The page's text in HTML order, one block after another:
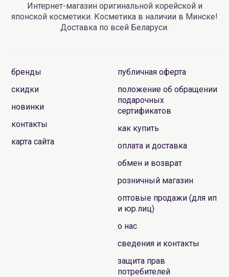
Интернет-магазин оригинальной корейской и
японской косметики. Косметика в наличии в Минске!
Доставка по всей Беларуси.
бренды
скидки
новинки
контакты
карта сайта
публичная оферта
положение об обращении
подарочных
сертификатов
как купить
оплата и доставка
обмен и возврат
розничный магазин
оптовые продажи (для ип
и юр.лиц)
о нас
сведения и контакты
защита прав
потребителей